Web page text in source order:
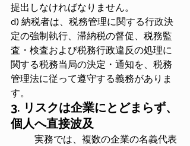
提出しなければなりません。
d) 納税者は、税務管理に関する行政決
定の強制執行、滞納税の督促、税務監
査・検査および税務行政違反の処理に
関する税務当局の決定・通知を、税務
管理法に従って遵守する義務がありま
す。
3. リスクは企業にとどまらず、
個人へ直接波及